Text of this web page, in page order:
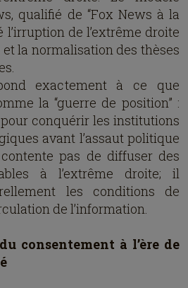
qualifié de “Fox News à la
l’irruption de l’extrême droite
et la normalisation des thèses
exactement à ce que
la “guerre de position” :
conquérir les institutions
avant l’assaut politique
pas de diffuser des
à l’extrême droite; il
les conditions de
de l’information.
consentement à l’ère de